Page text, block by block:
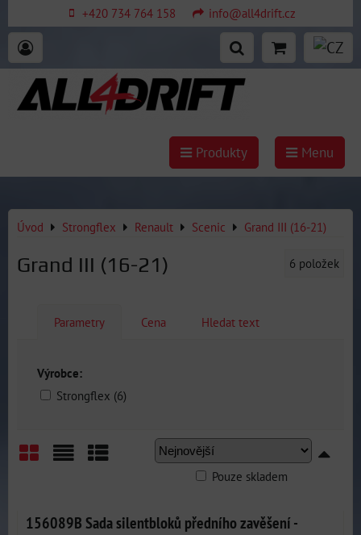
+420 734 764 158 info@all4drift.cz
Produkty Menu
Úvod Strongflex Renault Scenic Grand III (16-21)
Grand III (16-21) 6 položek
Parametry Cena Hledat text
Výrobce:
Strongflex (6)
Pouze skladem
156089B Sada silentbloků předního zavěšení -